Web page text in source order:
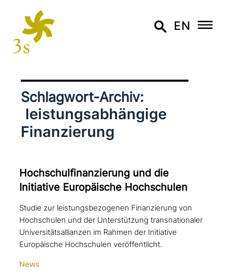
EN
Schlagwort-Archiv:
leistungsabhängige
Finanzierung
Hochschulfinanzierung und die
Initiative Europäische Hochschulen
Studie zur leistungsbezogenen Finanzierung von
Hochschulen und der Unterstützung transnationaler
Universitätsallianzen im Rahmen der Initiative
Europäische Hochschulen veröffentlicht.
News